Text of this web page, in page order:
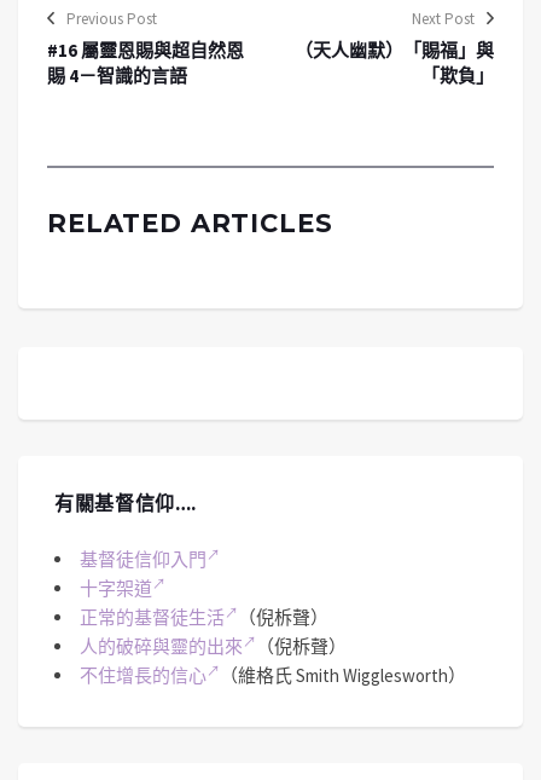
Previous Post
#16 屬靈恩賜與超自然恩
賜 4－智識的言語
Next Post
（天人幽默）「賜福」與
「欺負」
RELATED ARTICLES
有關基督信仰….
基督徒信仰入門
十字架道
正常的基督徒生活
（倪柝聲）
人的破碎與靈的出來
（倪柝聲）
不住增長的信心
（維格氏 Smith Wigglesworth）